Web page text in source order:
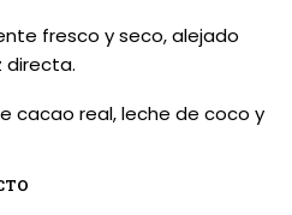
fresco y seco, alejado
directa.
cacao real, leche de coco y